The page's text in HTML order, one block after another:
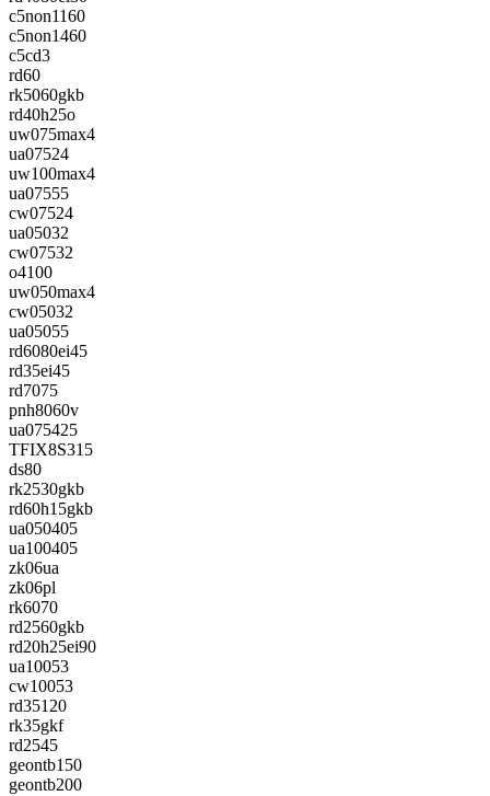
c5non1160
c5non1460
c5cd3
rd60
rk5060gkb
rd40h25o
uw075max4
ua07524
uw100max4
ua07555
cw07524
ua05032
cw07532
o4100
uw050max4
cw05032
ua05055
rd6080ei45
rd35ei45
rd7075
pnh8060v
ua075425
TFIX8S315
ds80
rk2530gkb
rd60h15gkb
ua050405
ua100405
zk06ua
zk06pl
rk6070
rd2560gkb
rd20h25ei90
ua10053
cw10053
rd35120
rk35gkf
rd2545
geontb150
geontb200